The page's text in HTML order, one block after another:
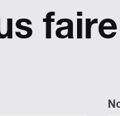
de Cepi